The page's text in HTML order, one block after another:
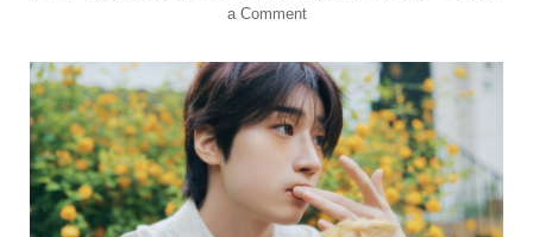
a Commenton
Seungwoo
(VICTON
e
ex-
X1)
anuncia
saída
da